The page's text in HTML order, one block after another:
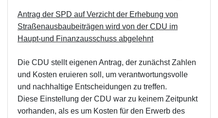
Antrag der SPD auf Verzicht der Erhebung von
Straßenausbaubeiträgen wird von der CDU im
Haupt-und Finanzausschuss abgelehnt
Die CDU stellt eigenen Antrag, der zunächst Zahlen
und Kosten eruieren soll, um verantwortungsvolle
und nachhaltige Entscheidungen zu treffen.
Diese Einstellung der CDU war zu keinem Zeitpunkt
vorhanden, als es um Kosten für den Erwerb des